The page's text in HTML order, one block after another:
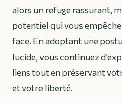
alors un refuge rassurant,
potentiel qui vous
face. En adoptant une
lucide, vous continuez
liens tout en préservant
et votre liberté.